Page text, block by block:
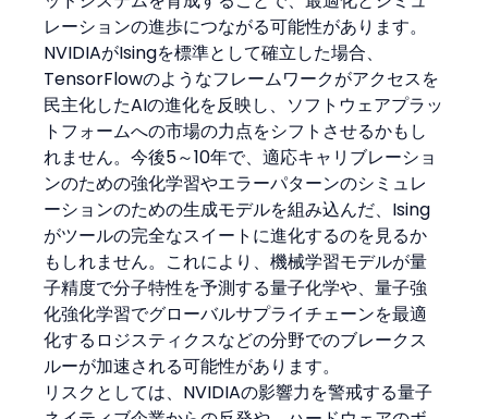
レーションの進歩につながる可能性があります。
NVIDIAがIsingを標準として確立した場合、
TensorFlowのようなフレームワークがアクセスを
民主化したAIの進化を反映し、ソフトウェアプラッ
トフォームへの市場の力点をシフトさせるかもし
れません。今後5～10年で、適応キャリブレーショ
ンのための強化学習やエラーパターンのシミュレ
ーションのための生成モデルを組み込んだ、Ising
がツールの完全なスイートに進化するのを見るか
もしれません。これにより、機械学習モデルが量
子精度で分子特性を予測する量子化学や、量子強
化強化学習でグローバルサプライチェーンを最適
化するロジスティクスなどの分野でのブレークス
ルーが加速される可能性があります。
リスクとしては、NVIDIAの影響力を警戒する量子